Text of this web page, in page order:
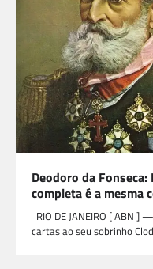
Deodoro da
completa é a mesma
RIO DE JANEIRO [ ABN
cartas ao seu sobrinho